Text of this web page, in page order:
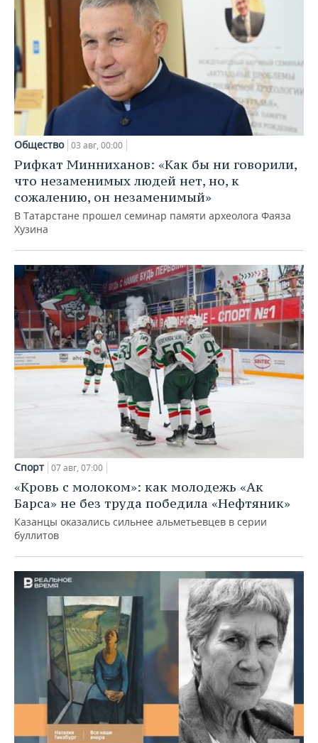
Общество 03 авг, 00:00
Рифкат Минниханов: «Как бы ни говорили,
что незаменимых людей нет, но, к
сожалению, он незаменимый»
В Татарстане прошел семинар памяти археолога Фаяза
Хузина
Спорт 07 авг, 07:00
«Кровь с молоком»: как молодежь «Ак
Барса» не без труда победила «Нефтяник»
Казанцы оказались сильнее альметьевцев в серии
буллитов